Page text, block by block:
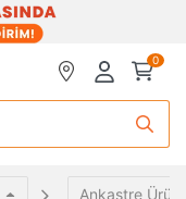
0
Ankastre